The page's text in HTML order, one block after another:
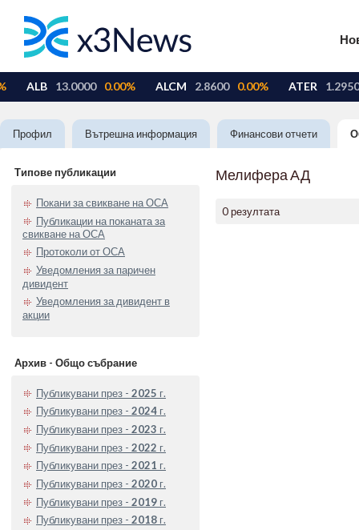
Профил Вътрешна информация Финансови отчети
Типове публикации
Покани за свикване на ОСА
Публикации на поканата за
свикване на ОСА
Протоколи от ОСА
Уведомления за паричен
дивидент
Уведомления за дивидент в
акции
Архив - Общо събрание
Публикувани през - 2025 г.
Публикувани през - 2024 г.
Публикувани през - 2023 г.
Публикувани през - 2022 г.
Публикувани през - 2021 г.
Публикувани през - 2020 г.
Публикувани през - 2019 г.
Публикувани през - 2018 г.
Мелифера АД
0 резултата